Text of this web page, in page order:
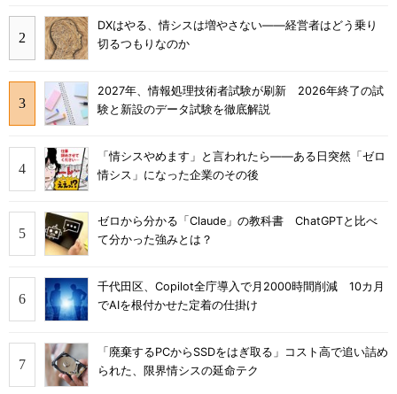
DXはやる、情シスは増やさない――経営者はどう乗り
切るつもりなのか
2027年、情報処理技術者試験が刷新 2026年終了の試
験と新設のデータ試験を徹底解説
「情シスやめます」と言われたら――ある日突然「ゼロ
情シス」になった企業のその後
ゼロから分かる「Claude」の教科書 ChatGPTと比べ
て分かった強みとは？
千代田区、Copilot全庁導入で月2000時間削減 10カ月
でAIを根付かせた定着の仕掛け
「廃棄するPCからSSDをはぎ取る」コスト高で追い詰め
られた、限界情シスの延命テク